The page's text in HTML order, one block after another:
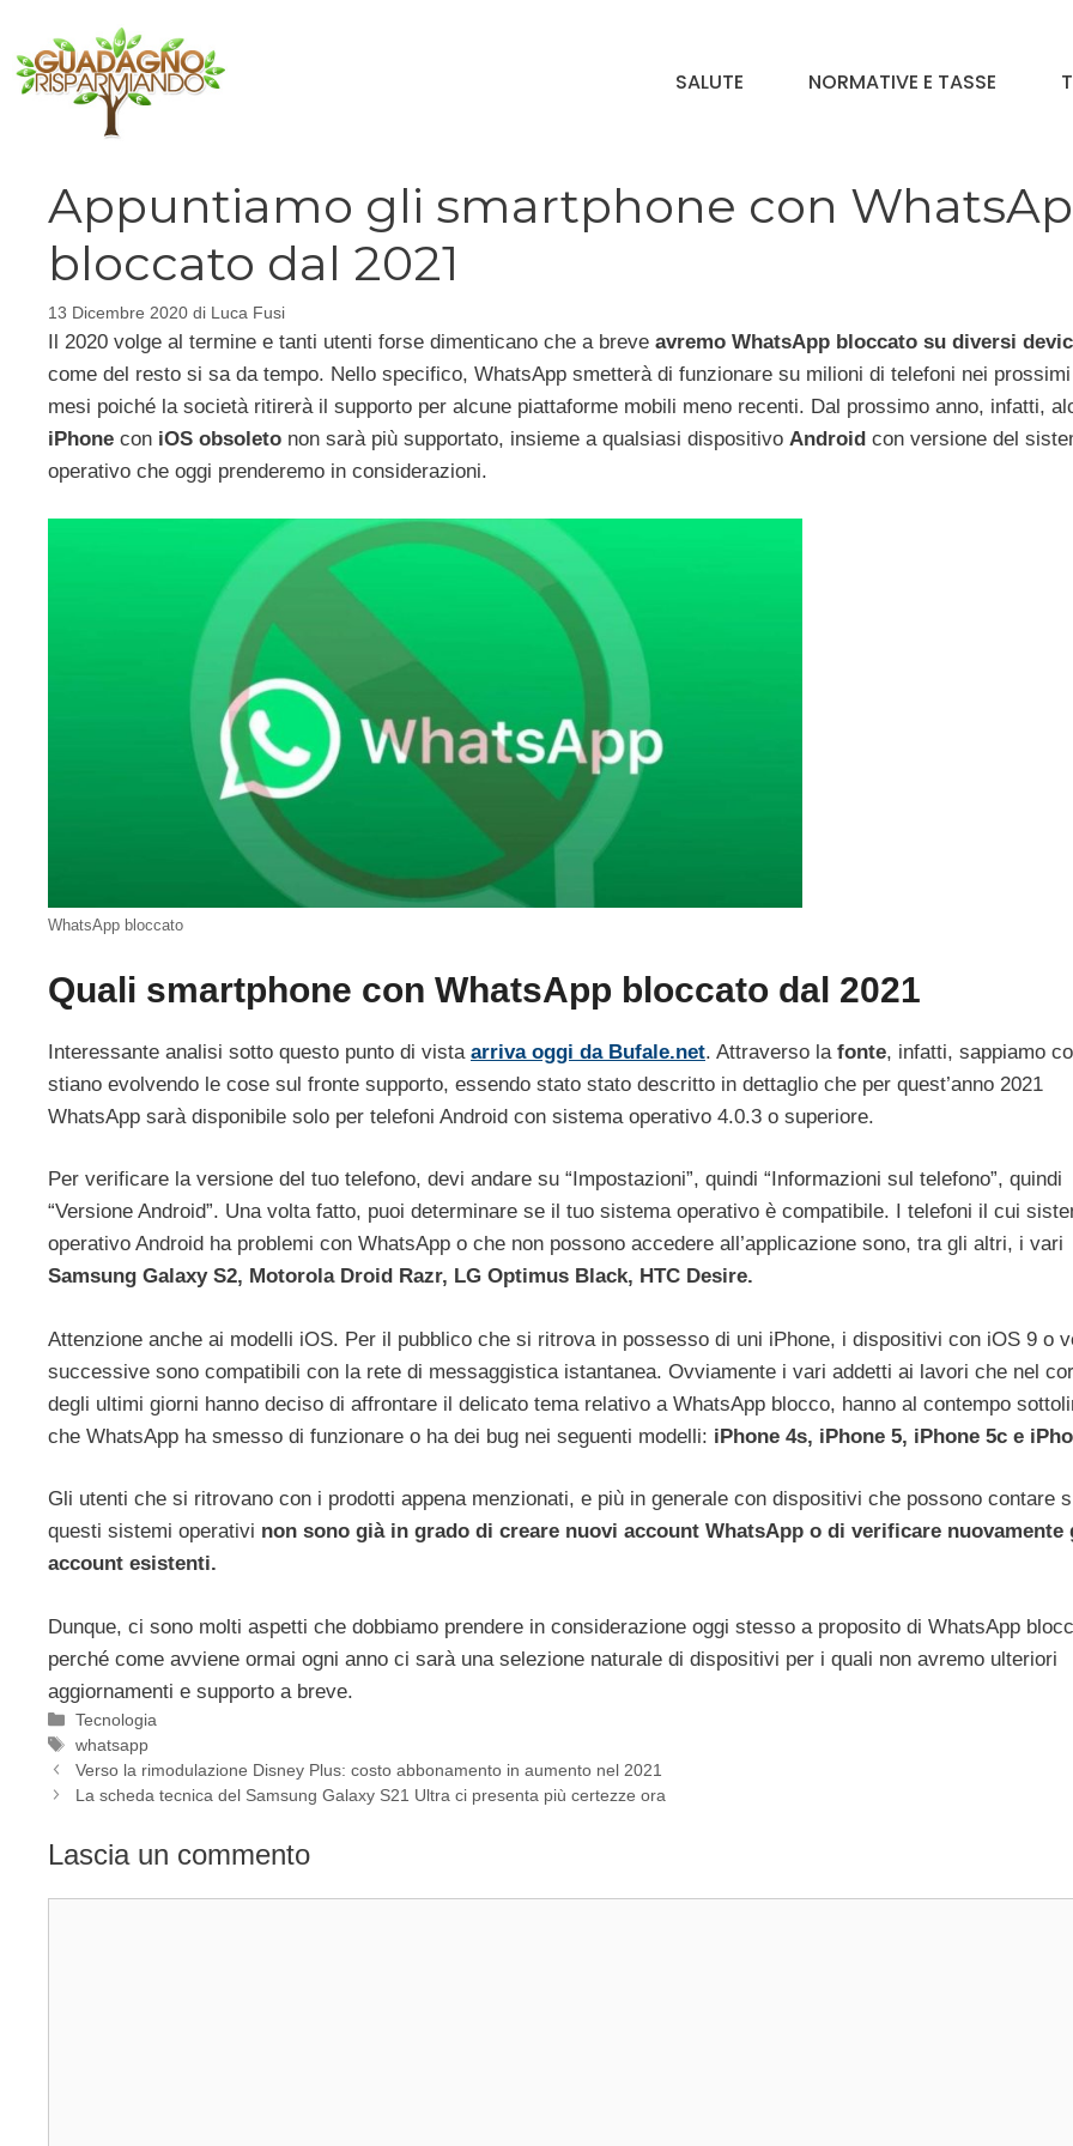
contenuto
SALUTE NORMATIVE E TASSE
Appuntiamo gli smartphone con
bloccato dal 2021
13 Dicembre 2020 di Luca Fusi
Il 2020 volge al termine e tanti utenti forse dimenticano che a breve avremo WhatsApp bloccato su diversi
come del resto si sa da tempo. Nello specifico, WhatsApp smetterà di funzionare su milioni di telefoni nei
mesi poiché la società ritirerà il supporto per alcune piattaforme mobili meno recenti. Dal prossimo anno, infatti,
iPhone con iOS obsoleto non sarà più supportato, insieme a qualsiasi dispositivo Android con versione del
operativo che oggi prenderemo in considerazioni.
WhatsApp bloccato
Quali smartphone con WhatsApp bloccato dal 2021
Interessante analisi sotto questo punto di vista arriva oggi da Bufale.net. Attraverso la fonte, infatti, sappiamo
stiano evolvendo le cose sul fronte supporto, essendo stato stato descritto in dettaglio che per quest’anno 2021
WhatsApp sarà disponibile solo per telefoni Android con sistema operativo 4.0.3 o superiore.
Per verificare la versione del tuo telefono, devi andare su “Impostazioni”, quindi “Informazioni sul telefono”, quindi
“Versione Android”. Una volta fatto, puoi determinare se il tuo sistema operativo è compatibile. I telefoni il cui
operativo Android ha problemi con WhatsApp o che non possono accedere all’applicazione sono, tra gli altri, i vari
Samsung Galaxy S2, Motorola Droid Razr, LG Optimus Black, HTC Desire.
Attenzione anche ai modelli iOS. Per il pubblico che si ritrova in possesso di uni iPhone, i dispositivi con iOS 9 o
successive sono compatibili con la rete di messaggistica istantanea. Ovviamente i vari addetti ai lavori che nel
degli ultimi giorni hanno deciso di affrontare il delicato tema relativo a WhatsApp blocco, hanno al contempo
che WhatsApp ha smesso di funzionare o ha dei bug nei seguenti modelli: iPhone 4s, iPhone 5, iPhone 5c e
Gli utenti che si ritrovano con i prodotti appena menzionati, e più in generale con dispositivi che possono contare
questi sistemi operativi non sono già in grado di creare nuovi account WhatsApp o di verificare nuovamente
account esistenti.
Dunque, ci sono molti aspetti che dobbiamo prendere in considerazione oggi stesso a proposito di WhatsApp
perché come avviene ormai ogni anno ci sarà una selezione naturale di dispositivi per i quali non avremo ulteriori
aggiornamenti e supporto a breve.
Categorie
Tecnologia
Tag
whatsapp
Verso la rimodulazione Disney Plus: costo abbonamento in aumento nel 2021
La scheda tecnica del Samsung Galaxy S21 Ultra ci presenta più certezze ora
Lascia un commento